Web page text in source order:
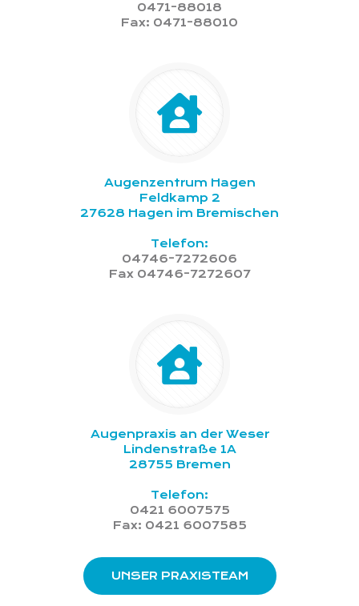
0471-88018
Fax: 0471-88010
Augenzentrum Hagen
Feldkamp 2
27628 Hagen im Bremischen
Telefon:
04746-7272606
Fax 04746-7272607
Augenpraxis an der Weser
Lindenstraße 1A
28755 Bremen
Telefon:
0421 6007575
Fax: 0421 6007585
UNSER PRAXISTEAM